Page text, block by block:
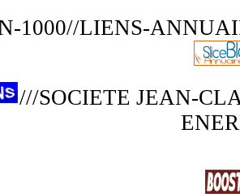
1000//LIENS-
///SOCIETE JEAN-